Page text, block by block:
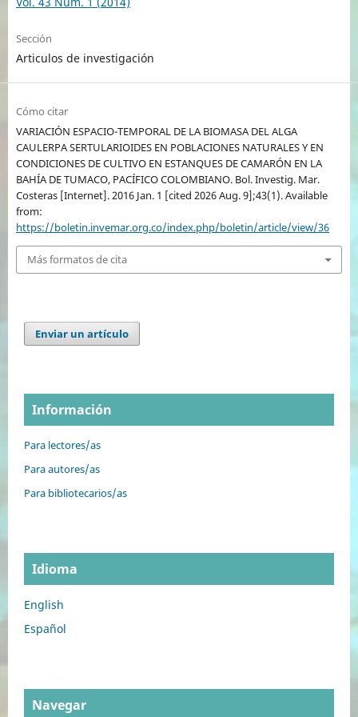
Sección
Articulos de investigación
Cómo citar
VARIACIÓN ESPACIO-TEMPORAL DE LA BIOMASA DEL ALGA
CAULERPA SERTULARIOIDES EN POBLACIONES NATURALES Y EN
CONDICIONES DE CULTIVO EN ESTANQUES DE CAMARÓN EN LA
BAHÍA DE TUMACO, PACÍFICO COLOMBIANO. Bol. Investig. Mar.
Costeras [Internet]. 2016 Jan. 1 [cited 2026 Aug. 9];43(1). Available
from:
https://boletin.invemar.org.co/index.php/boletin/article/view/36
Más formatos de cita
Enviar un artículo
Información
Para lectores/as
Para autores/as
Para bibliotecarios/as
Idioma
English
Español
Navegar